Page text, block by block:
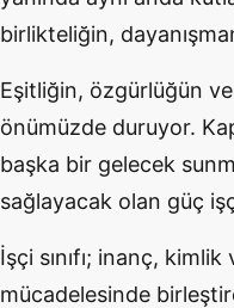
birlikteliğin,
Eşitliğin, özgürlüğün
önümüzde duruyor.
başka bir gelecek
sağlayacak olan güç işçi
İşçi sınıfı; inanç,
mücadelesinde